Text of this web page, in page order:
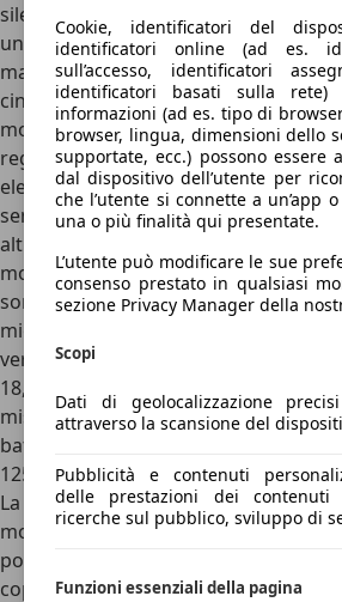
Cookie, identificatori del
identificatori online (ad es.
sull’accesso, identificatori
identificatori basati sulla
informazioni (ad es. tipo di
browser, lingua, dimensioni dello
supportate, ecc.) possono essere
dal dispositivo dell’utente per
che l’utente si connette a un’app
una o più finalità qui presentate.
L’utente può modificare le sue
consenso prestato in qualsiasi
sezione Privacy Manager della
Scopi
Dati di geolocalizzazione
attraverso la scansione del
Pubblicità e contenuti
delle prestazioni dei
ricerche sul pubblico, sviluppo di
Funzioni essenziali della pagina
silenziosità
, scegliendo di
una dinamica particolarmente
massimo della comodità. Come da
cinesi, infatti, le sospensioni sono
morbide e accondiscendenti sulle
regalandole un ottimo assorbimento
elettriche, poi, con 218 CV sono
senza essere mai rapide, con
altre elettriche. Scegliendo, invece,
motore termico 1.5 aspirato da circa
sono gli stessi, 218, ma le prestazioni
migliori (8,9 secondi contro 9,3
versione d’accesso
18,3 kWh, che le regala un’autonomia
misto WLTP, mentre l’intermedia
batteria più grande da 26,6 kWh, che
125 km (WLTP).
La top di gamma è la DM-i “Super
motore 1.5 turbobenzina e doppio
potenza raggiunge i 324 CV,
coperta in 5,9 secondi e la batteria è